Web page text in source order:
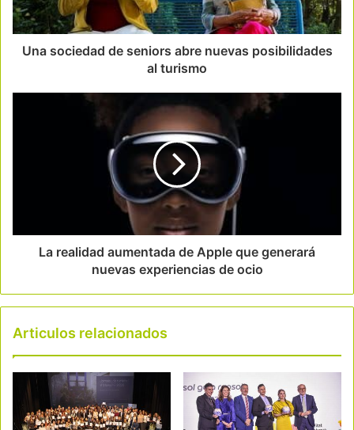
Una sociedad de seniors abre nuevas posibilidades
al turismo
La realidad aumentada de Apple que generará
nuevas experiencias de ocio
Articulos relacionados